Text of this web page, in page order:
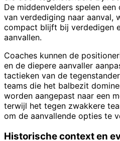
De middenvelders spelen
van verdediging naar aanval,
compact blijft bij verdedigen
aanvallen.
Coaches kunnen de
en de diepere aanvaller
tactieken van de
teams die het balbezit
worden aangepast naar een
terwijl het tegen zwakkere
om de aanvallende opties te
Historische context en